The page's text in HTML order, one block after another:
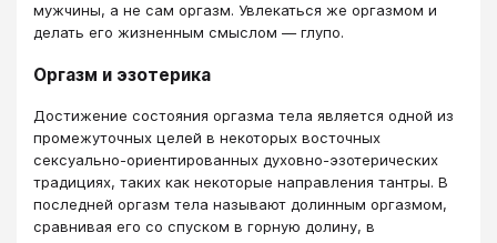
мужчины, а не сам оргазм. Увлекаться же оргазмом и
делать его жизненным смыслом — глупо.
Оргазм и эзотерика
Достижение состояния оргазма тела является одной из
промежуточных целей в некоторых восточных
сексуально-ориентированных духовно-эзотерических
традициях, таких как некоторые направления тантры. В
последней оргазм тела называют долинным оргазмом,
сравнивая его со спуском в горную долину, в